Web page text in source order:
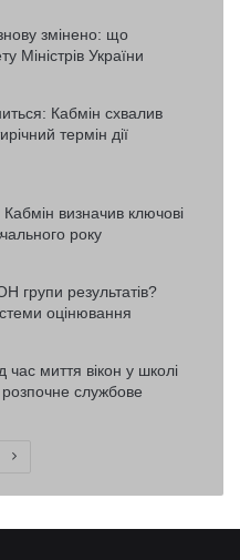
змінено: що
Міністрів України
Кабмін схвалив
термін дії
визначив ключові
року
групи результатів?
оцінювання
час миття вікон у школі
службове
Наступна